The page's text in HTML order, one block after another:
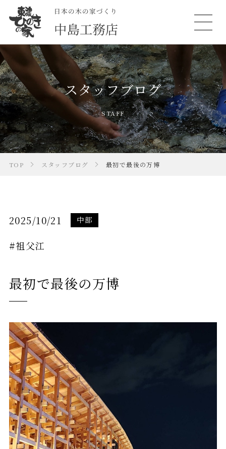
スタッフブログ
STAFF
TOP スタッフブログ 最初で最後の万博
2025/10/21 中部
#祖父江
最初で最後の万博